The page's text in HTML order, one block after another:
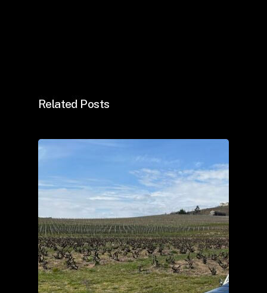
Related Posts